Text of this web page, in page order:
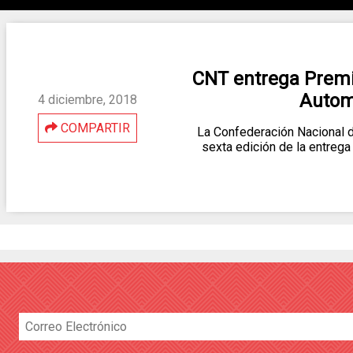
4 diciembre, 2018
COMPARTIR
CNT entrega
La Confederación Nacional
sexta edición de la